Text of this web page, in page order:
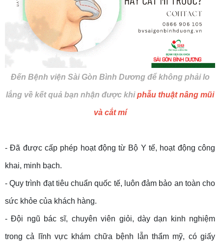
Đến Bệnh viện Sài Gòn Bình Dương để không phải lo
lắng về kết quả bạn nhận được khiphẫu thuật nâng mũi
và cắt mí
- Đã được cấp phép hoạt động từ Bộ Y tế, hoạt động công
khai, minh bạch.
- Quy trình đạt tiêu chuẩn quốc tế, luôn đảm bảo an toàn cho
sức khỏe của khách hàng.
- Đội ngũ bác sĩ, chuyên viên giỏi, dày dạn kinh nghiệm
trong cả lĩnh vực khám chữa bệnh lẫn thẩm mỹ, có giấy